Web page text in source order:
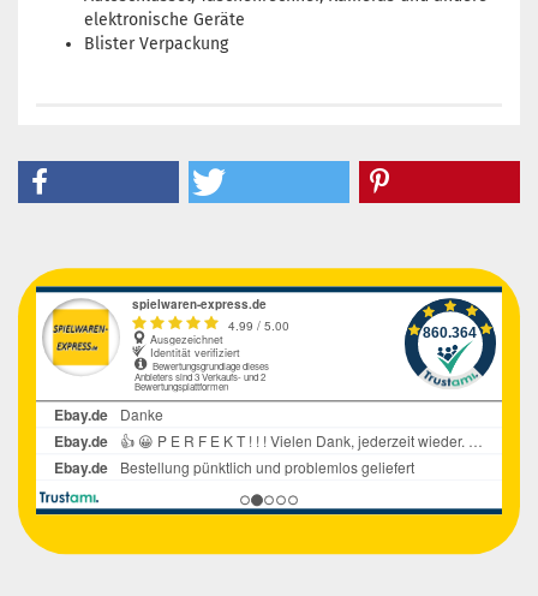
elektronische Geräte
Blister Verpackung